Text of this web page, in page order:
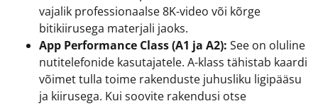
vajalik professionaalse 8K-video või kõrge
bitikiirusega materjali jaoks.
App Performance Class (A1 ja A2): See on oluline
nutitelefonide kasutajatele. A-klass tähistab kaardi
võimet tulla toime rakenduste juhusliku ligipääsu
ja kiirusega. Kui soovite rakendusi otse